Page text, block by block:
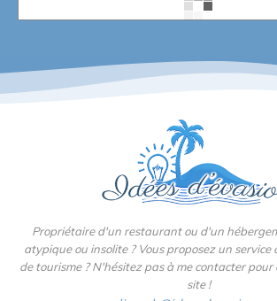
Propriétaire d'un restaurant ou d'un
atypique ou insolite ? Vous proposez un
de tourisme ? N'hésitez pas à me contacter
site !